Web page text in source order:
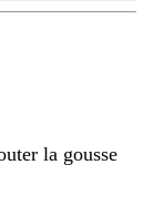
la gousse